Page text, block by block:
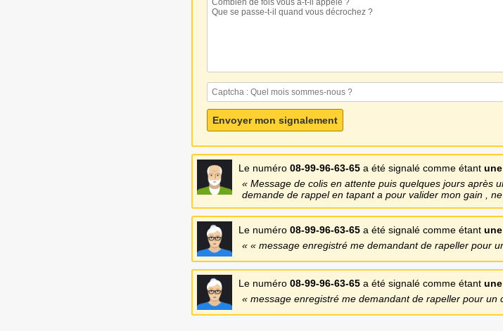
Le numéro 08-99-96-63-65 a été signalé comme étant
Message de colis en attente puis quelques jours après
demande de rappel en tapant a pour valider mon gain ,
Le numéro 08-99-96-63-65 a été signalé comme étant
« message enregistré me demandant de rapeller pour
Le numéro 08-99-96-63-65 a été signalé comme étant
message enregistré me demandant de rapeller pour un